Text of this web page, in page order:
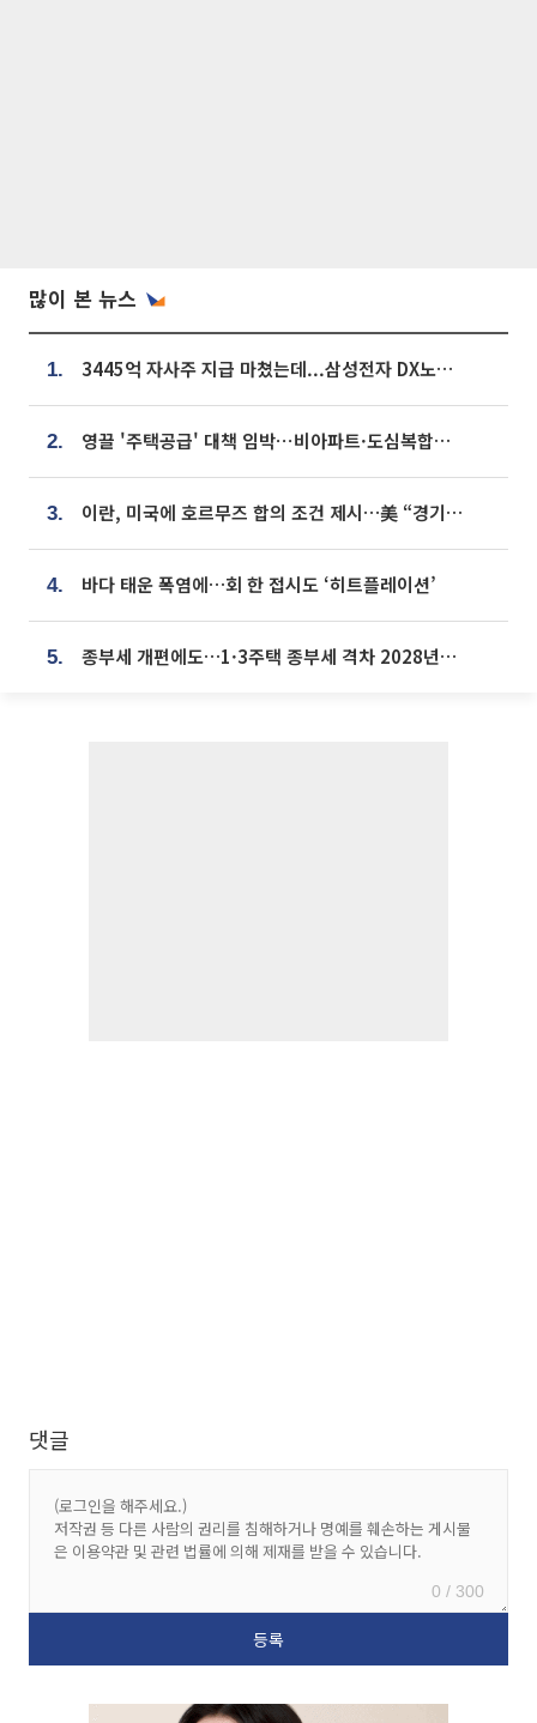
많이 본 뉴스
1. 3445억 자사주 지급 마쳤는데...삼성전자 DX노조, 뒤늦은 '떼쓰기 집회'
2. 영끌 '주택공급' 대책 임박⋯비아파트·도심복합까지 총동원
3. 이란, 미국에 호르무즈 합의 조건 제시…美 “경기 아직 안 끝나” [종합]
4. 바다 태운 폭염에…회 한 접시도 ‘히트플레이션’
5. 종부세 개편에도…1·3주택 종부세 격차 2028년부터 확대
댓글
0 / 300